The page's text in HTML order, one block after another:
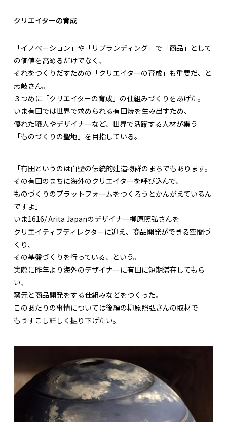
クリエイターの育成
「イノベーション」や「リブランディング」で「商品」として
の価値を高めるだけでなく、
それをつくりだすための「クリエイターの育成」も重要だ、と
志岐さん。
３つめに「クリエイターの育成」の仕組みづくりをあげた。
いま有田では世界で求められる有田焼を生み出すため、
優れた職人やデザイナーなど、世界で活躍する人材が集う
「ものづくりの聖地」を目指している。
「有田というのは白壁の伝統的建造物群のまちでもあります。
その有田のまちに海外のクリエイターを呼び込んで、
ものづくりのプラットフォームをつくろうとかんがえているん
ですよ」
いま1616/ Arita Japanのデザイナー柳原照弘さんを
クリエイティブディレクターに迎え、商品開発ができる空間づ
くり、
その基盤づくりを行っている、という。
実際に昨年より海外のデザイナーに有田に短期滞在してもら
い、
窯元と商品開発をする仕組みなどをつくった。
このあたりの事情については後編の柳原照弘さんの取材で
もうすこし詳しく掘り下げたい。